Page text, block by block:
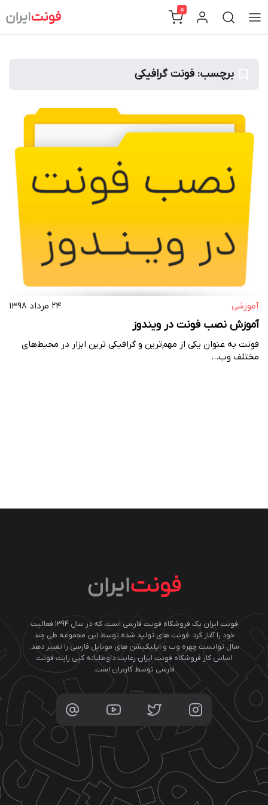
to
0
برچسب: فونت گرافیکی
آموزشی ۲۴ مرداد ۱۳۹۸
آموزش نصب فونت در ویندوز
فونت به عنوان یکی از مهم‌ترین و گرافیکی ترین ابزار در محیط‌های
مختلف وب…
فونت ایران یک فروشگاه فونت فارسی است، که در سال ۱۳۹۴ فعالیت
خود را آغاز کرد. فونت های تولید شده توسط این مجموعه طی چند
سال توانست چهره وب و اپلیکیشن های موبایل فارسی را تغییر دهد.
اساس کار فروشگاه فونت ایران رعایت داوطلبانه کپی رایت فونت
فارسی توسط کاربران است.